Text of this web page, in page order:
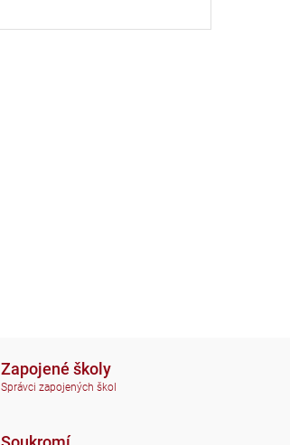
Zapojené školy
Správci zapojených škol